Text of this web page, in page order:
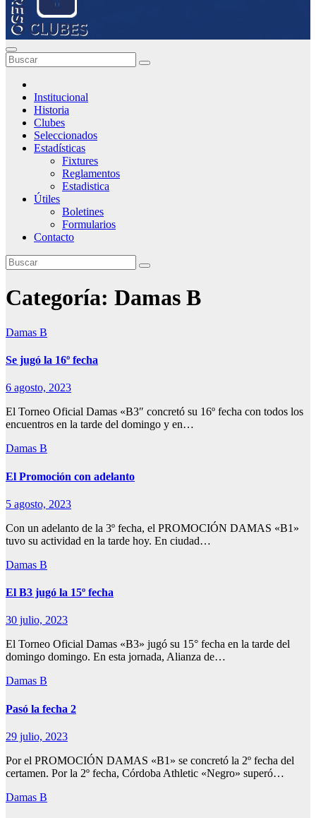
Institucional
Historia
Clubes
Seleccionados
Estadísticas
Fixtures
Reglamentos
Estadistica
Útiles
Boletines
Formularios
Contacto
Categoría: Damas B
Damas B
Se jugó la 16º fecha
6 agosto, 2023
El Torneo Oficial Damas «B3″ concretó su 16º fecha con todos los
encuentros en la tarde del domingo y en…
Damas B
El Promoción con adelanto
5 agosto, 2023
Con un adelanto de la 3º fecha, el PROMOCIÓN DAMAS «B1»
tuvo su actividad en la tarde hoy. En ciudad…
Damas B
El B3 jugó la 15º fecha
30 julio, 2023
El Torneo Oficial Damas «B3» jugó su 15° fecha en la tarde del
domingo domingo. En esta jornada, Alianza de…
Damas B
Pasó la fecha 2
29 julio, 2023
Por el PROMOCIÓN DAMAS «B1» se concretó la 2º fecha del
certamen. Por la 2º fecha, Córdoba Athletic «Negro» superó…
Damas B